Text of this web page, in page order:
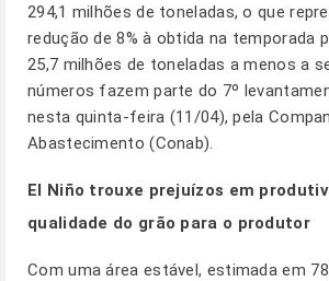
294,1 milhões de toneladas, o que
redução de 8% à obtida na temporada
25,7 milhões de toneladas a menos a
números fazem parte do 7º
nesta quinta-feira (11/04), pela
Abastecimento (Conab).
El Niño trouxe prejuízos em
qualidade do grão para o produtor
Com uma área estável, estimada em